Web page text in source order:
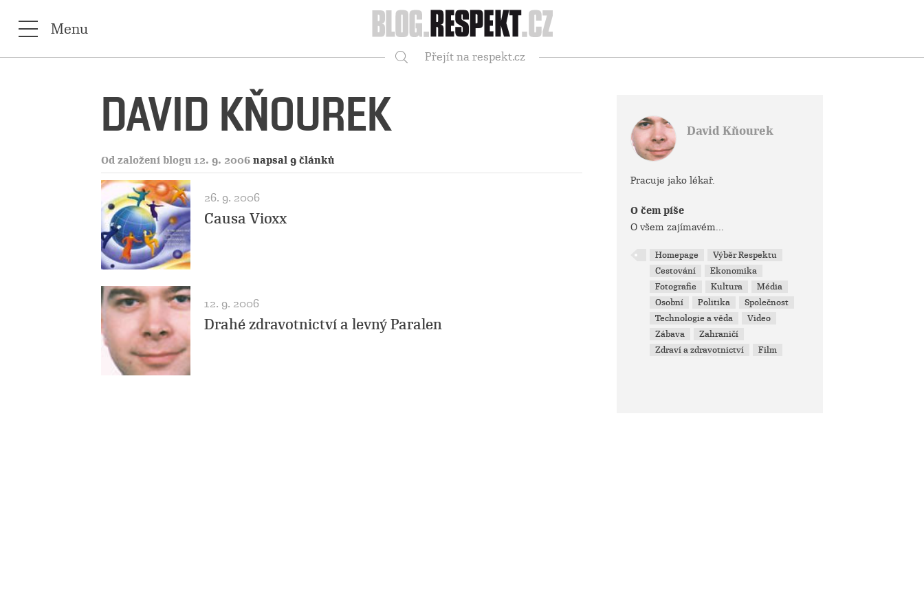
Respekt
Menu
Přejít na respekt.cz
DAVID KŇOUREK
Od založení blogu 12. 9. 2006 napsal 9 článků
26. 9. 2006
Causa Vioxx
12. 9. 2006
Drahé zdravotnictví a levný Paralen
David Kňourek
Pracuje jako lékař.
O čem píše
O všem zajímavém...
Homepage
Výběr Respektu
Cestování
Ekonomika
Fotografie
Kultura
Média
Osobní
Politika
Společnost
Technologie a věda
Video
Zábava
Zahraničí
Zdraví a zdravotnictví
Film